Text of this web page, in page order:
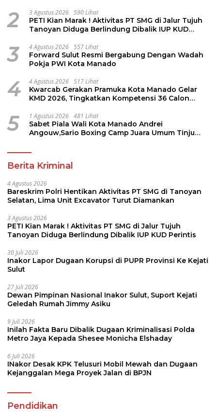
2 3 Agustus 2026 590 Lihat
PETI Kian Marak ! Aktivitas PT SMG di Jalur Tujuh
Tanoyan Diduga Berlindung Dibalik IUP KUD
3 4 Agustus 2026 557 Lihat
Forward Sulut Resmi Bergabung Dengan Wadah
Pokja PWI Kota Manado
4 4 Agustus 2026 517 Lihat
Kwarcab Gerakan Pramuka Kota Manado Gelar
KMD 2026, Tingkatkan Kompetensi 36 Calon
5 1 Agustus 2026 481 Lihat
Sabet Piala Wali Kota Manado Andrei
Angouw,Sario Boxing Camp Juara Umum Tinju
Berita Kriminal
4 Agustus 2026
Bareskrim Polri Hentikan Aktivitas PT SMG di Tanoyan
Selatan, Lima Unit Excavator Turut Diamankan
3 Agustus 2026
PETI Kian Marak ! Aktivitas PT SMG di Jalur Tujuh
Tanoyan Diduga Berlindung Dibalik IUP KUD Perintis
30 Juli 2026
Inakor Lapor Dugaan Korupsi di PUPR Provinsi Ke Kejati
Sulut
27 Juli 2026
Dewan Pimpinan Nasional Inakor Sulut, Suport Kejati
Geledah Rumah Jimmy Asiku
9 Juli 2026
Inilah Fakta Baru Dibalik Dugaan Kriminalisasi Polda
Metro Jaya Kepada Shesee Monicha Elshaday
6 Juli 2026
INakor Desak KPK Telusuri Mobil Mewah dan Dugaan
Kejanggalan Mega Proyek Jalan di BPJN
Pendidikan